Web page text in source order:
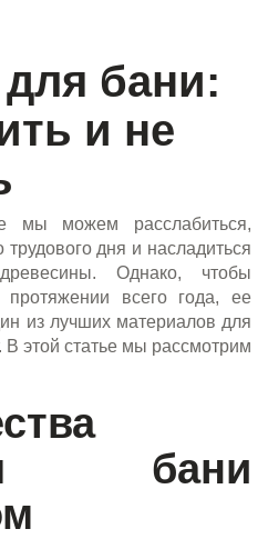
бани:
и не
мы можем расслабиться,
трудового дня и насладиться
Однако, чтобы
всего года, ее
из лучших материалов для
В этой статье мы рассмотрим
бани